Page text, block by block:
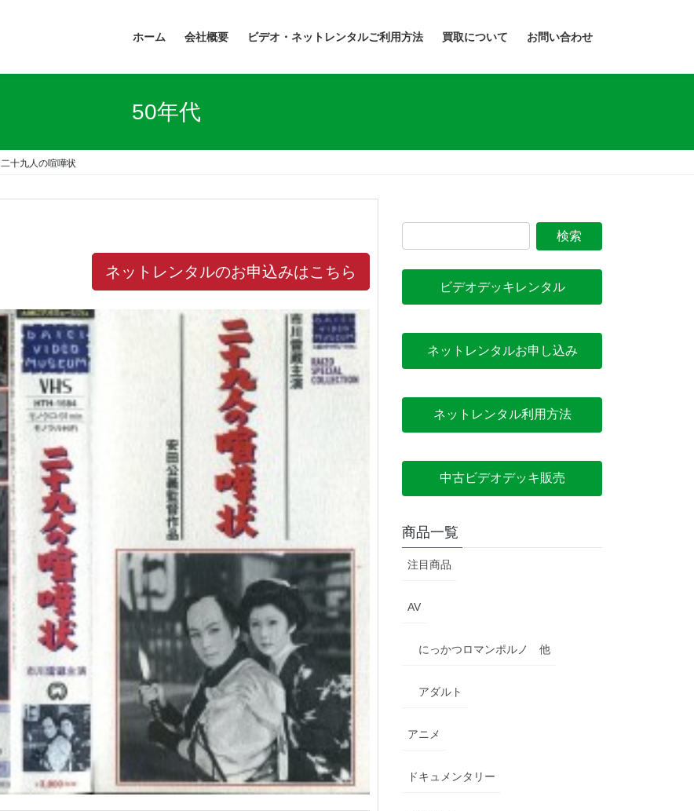
ホーム 会社概要 ビデオ・ネットレンタルご利用方法 買取について お問い合わせ
50年代
二十九人の喧嘩状
ネットレンタルのお申込みはこちら
ビデオデッキレンタル
ネットレンタルお申し込み
ネットレンタル利用方法
中古ビデオデッキ販売
商品一覧
注目商品
AV
にっかつロマンポルノ 他
アダルト
アニメ
ドキュメンタリー